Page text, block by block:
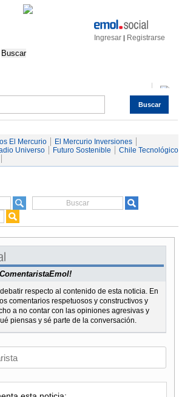
Ingresar | Registrarse
Buscar
Buscar
Servicios
El Mercurio
El Mercurio Inversiones
Universo Futuro Sostenible
Chile Tecnológico
respecto al contenido de esta noticia. En
comentarios respetuosos y constructivos y
a no contar con las opiniones agresivas y
piensas y sé parte de la conversación.